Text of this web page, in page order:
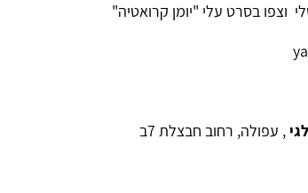
וצפו בסרט עלי "יומן קרואטיה"
, עפולה, רחוב חבצלת 7ב